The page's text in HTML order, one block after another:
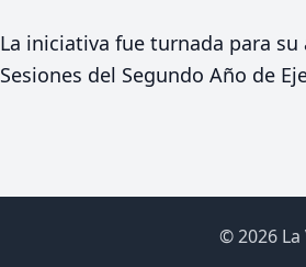
La iniciativa fue turnada para
Sesiones del Segundo Año de
© 2026